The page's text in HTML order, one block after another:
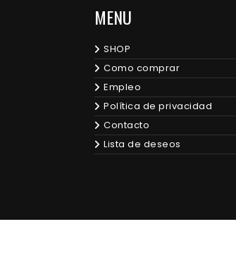
MENU
SHOP
Como comprar
Empleo
Política de privacidad
Contacto
Lista de deseos